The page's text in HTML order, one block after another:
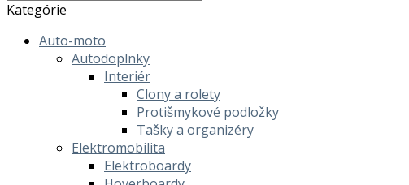
Kategórie
Auto-moto
Autodoplnky
Interiér
Clony a rolety
Protišmykové podložky
Tašky a organizéry
Elektromobilita
Elektroboardy